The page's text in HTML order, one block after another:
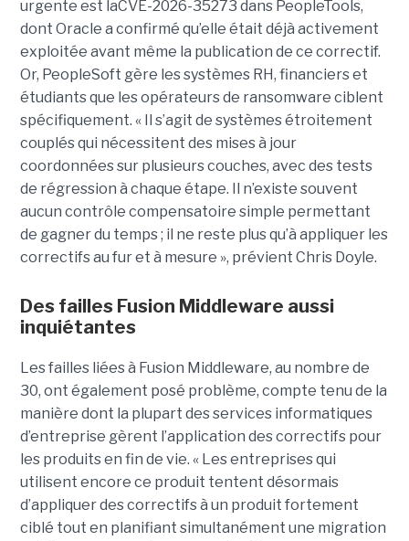
urgente est laCVE-2026-35273 dans PeopleTools,
dont Oracle a confirmé qu’elle était déjà activement
exploitée avant même la publication de ce correctif.
Or, PeopleSoft gère les systèmes RH, financiers et
étudiants que les opérateurs de ransomware ciblent
spécifiquement. « Il s’agit de systèmes étroitement
couplés qui nécessitent des mises à jour
coordonnées sur plusieurs couches, avec des tests
de régression à chaque étape. Il n’existe souvent
aucun contrôle compensatoire simple permettant
de gagner du temps ; il ne reste plus qu’à appliquer les
correctifs au fur et à mesure », prévient Chris Doyle.
Des failles Fusion Middleware aussi
inquiétantes
Les failles liées à Fusion Middleware, au nombre de
30, ont également posé problème, compte tenu de la
manière dont la plupart des services informatiques
d’entreprise gèrent l’application des correctifs pour
les produits en fin de vie. « Les entreprises qui
utilisent encore ce produit tentent désormais
d’appliquer des correctifs à un produit fortement
ciblé tout en planifiant simultanément une migration